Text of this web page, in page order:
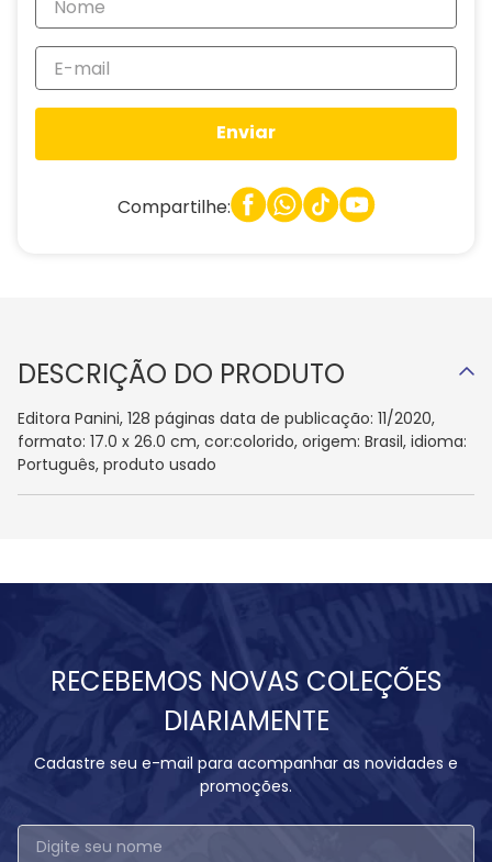
Enviar
Compartilhe:
DESCRIÇÃO DO PRODUTO
Editora Panini, 128 páginas data de publicação: 11/2020,
formato: 17.0 x 26.0 cm, cor:colorido, origem: Brasil, idioma:
Português, produto usado
RECEBEMOS NOVAS COLEÇÕES
DIARIAMENTE
Cadastre seu e-mail para acompanhar as novidades e
promoções.